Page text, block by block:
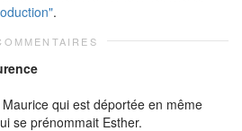
.
qui est déportée en même
se prénommait Esther.